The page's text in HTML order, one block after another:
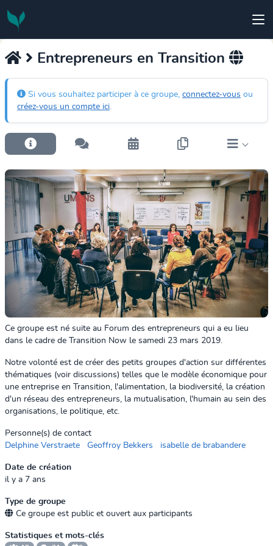
Entrepreneurs en Transition
Si vous souhaitez participer à ce groupe, connectez-vous ou
créez-vous un compte ici.
Ce groupe est né suite au Forum des entrepreneurs qui a eu lieu
dans le cadre de Transition Now le samedi 23 mars 2019.
Notre volonté est de créer des petits groupes d'action sur différentes
thématiques (voir discussions) telles que le modèle économique pour
une entreprise en Transition, l'alimentation, la biodiversité, la création
d'un réseau des entrepreneurs, la mutualisation, l'humain au sein des
organisations, le politique, etc.
Personne(s) de contact
Delphine Verstraete
Geoffroy Bekkers isabelle de brabandere
Date de création
il y a 7 ans
Type de groupe
Ce groupe est public et ouvert aux participants
Statistiques et mots-clés